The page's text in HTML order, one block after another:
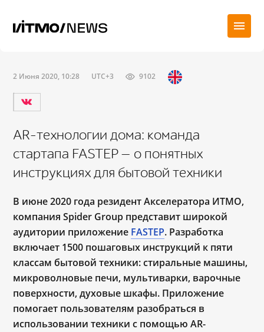
2 Июня 2020, 10:28 UTC+3 9102
AR-технологии дома: команда
стартапа FASTEP — о понятных
инструкциях для бытовой техники
В июне 2020 года резидент Акселератора ИТМО,
компания Spider Group представит широкой
аудитории приложение FASTEP. Разработка
включает 1500 пошаговых инструкций к пяти
классам бытовой техники: стиральные машины,
микроволновые печи, мультиварки, варочные
поверхности, духовые шкафы. Приложение
помогает пользователям разобраться в
использовании техники с помощью AR-